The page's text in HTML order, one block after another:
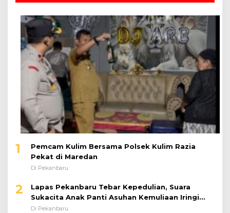
1
Pemcam Kulim Bersama Polsek Kulim Razia
Pekat di Maredan
Di Pekanbaru
2
Lapas Pekanbaru Tebar Kepedulian, Suara
Sukacita Anak Panti Asuhan Kemuliaan Iringi
Bantuan Sosial
Di Pekanbaru